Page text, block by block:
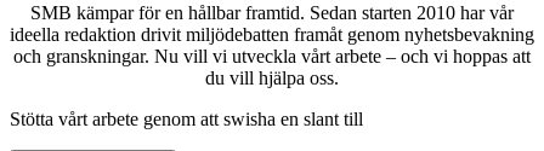
SMB kämpar för en hållbar framtid. Sedan starten 2010 har vår
ideella redaktion drivit miljödebatten framåt genom nyhetsbevakning
och granskningar. Nu vill vi utveckla vårt arbete – och vi hoppas att
du vill hjälpa oss.
Stötta vårt arbete genom att swisha en slant till